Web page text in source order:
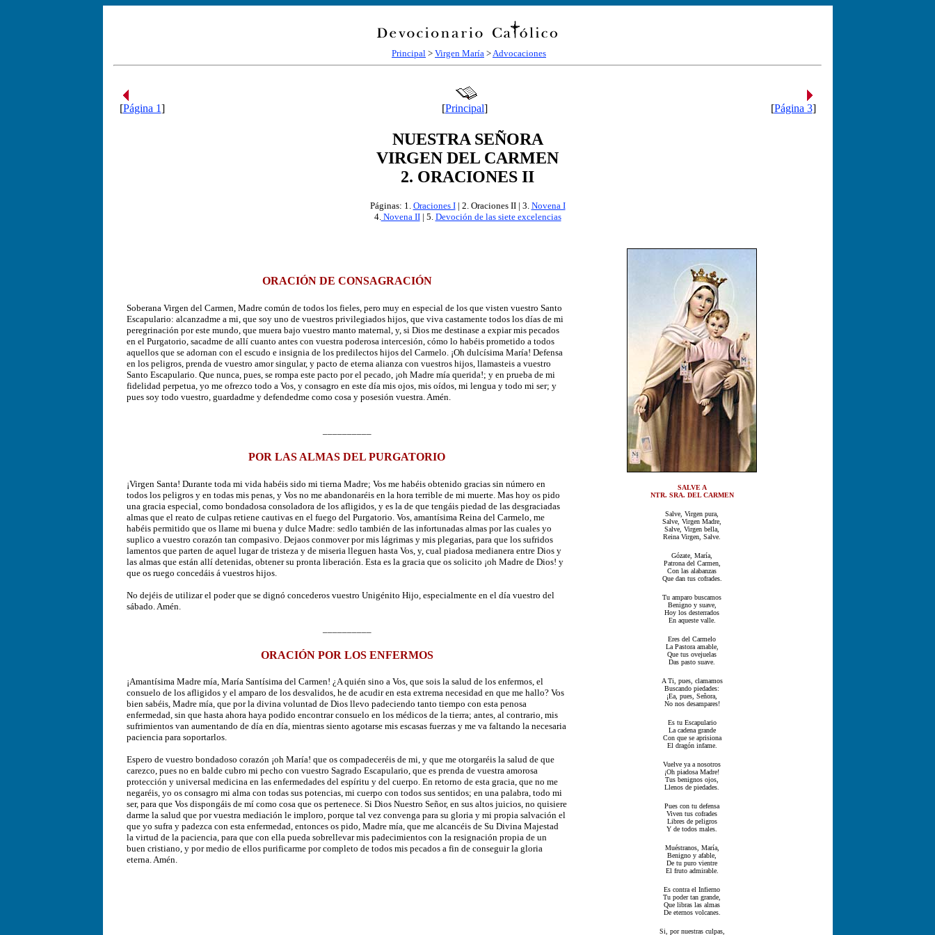
Principal > Virgen María >Advocaciones
[Página 1] [Principal] [Página 3]
NUESTRA SEÑORA
VIRGEN DEL CARMEN
2. ORACIONES II
Páginas: 1. Oraciones I| 2. Oraciones II | 3. Novena I
4. Novena II| 5 Devoción de las siete excelencias
ORACIÓN DE CONSAGRACIÓN
Soberana Virgen del Carmen, Madre común de todos los fieles, pero muy en especial de los que visten vuestro Santo
Escapulario: alcanzadme a mi, que soy uno de vuestros privilegiados hijos, que viva castamente todos los días de mi
peregrinación por este mundo, que muera bajo vuestro manto maternal, y, si Dios me destinase a expiar mis pecados
en el Purgatorio, sacadme de allí cuanto antes con vuestra poderosa intercesión, cómo lo habéis prometido a todos
aquellos que se adornan con el escudo e insignia de los predilectos hijos del Carmelo. ¡Oh dulcísima María! Defensa
en los peligros, prenda de vuestro amor singular, y pacto de eterna alianza con vuestros hijos, llamasteis a vuestro
Santo Escapulario. Que nunca, pues, se rompa este pacto por el pecado, ¡oh Madre mía querida!; y en prueba de mi
fidelidad perpetua, yo me ofrezco todo a Vos, y consagro en este día mis ojos, mis oídos, mi lengua y todo mi ser; y
pues soy todo vuestro, guardadme y defendedme como cosa y posesión vuestra. Amén.
POR LAS ALMAS DEL PURGATORIO
¡Virgen Santa! Durante toda mi vida habéis sido mi tierna Madre; Vos me habéis obtenido gracias sin número en
todos los peligros y en todas mis penas, y Vos no me abandonaréis en la hora terrible de mi muerte. Mas hoy os pido
una gracia especial, como bondadosa consoladora de los afligidos, y es la de que tengáis piedad de las desgraciadas
almas que el reato de culpas retiene cautivas en el fuego del Purgatorio. Vos, amantísima Reina del Carmelo, me
habéis permitido que os llame mi buena y dulce Madre: sedlo también de las infortunadas almas por las cuales yo
suplico a vuestro corazón tan compasivo. Dejaos conmover por mis lágrimas y mis plegarias, para que los sufridos
lamentos que parten de aquel lugar de tristeza y de miseria lleguen hasta Vos, y, cual piadosa medianera entre Dios y
las almas que están allí detenidas, obtener su pronta liberación. Esta es la gracia que os solicito ¡oh Madre de Dios! y
que os ruego concedáis á vuestros hijos.
No dejéis de utilizar el poder que se dignó concederos vuestro Unigénito Hijo, especialmente en el día vuestro del
sábado. Amén.
ORACIÓN POR LOS ENFERMOS
¡Amantísima Madre mía, María Santísima del Carmen! ¿A quién sino a Vos, que sois la salud de los enfermos, el
consuelo de los afligidos y el amparo de los desvalidos, he de acudir en esta extrema necesidad en que me hallo? Vos
bien sabéis, Madre mía, que por la divina voluntad de Dios llevo padeciendo tanto tiempo con esta penosa
enfermedad, sin que hasta ahora haya podido encontrar consuelo en los médicos de la tierra; antes, al contrario, mis
sufrimientos van aumentando de día en día, mientras siento agotarse mis escasas fuerzas y me va faltando la necesaria
paciencia para soportarlos.
Espero de vuestro bondadoso corazón ¡oh María! que os compadeceréis de mi, y que me otorgaréis la salud de que
carezco, pues no en balde cubro mi pecho con vuestro Sagrado Escapulario, que es prenda de vuestra amorosa
protección y universal medicina en las enfermedades del espíritu y del cuerpo. En retorno de esta gracia, que no me
negaréis, yo os consagro mi alma con todas sus potencias, mi cuerpo con todos sus sentidos; en una palabra, todo mi
ser, para que Vos dispongáis de mí como cosa que os pertenece. Si Dios Nuestro Señor, en sus altos juicios, no quisiere
darme la salud que por vuestra mediación le imploro, porque tal vez convenga para su gloria y mi propia salvación el
que yo sufra y padezca con esta enfermedad, entonces os pido, Madre mía, que me alcancéis de Su Divina Majestad
la virtud de la paciencia, para que con ella pueda sobrellevar mis padecimientos con la resignación propia de un
buen cristiano, y por medio de ellos purificarme por completo de todos mis pecados a fin de conseguir la gloria
eterna. Amén.
SALVE A
NTR. SRA. DEL CARMEN
Salve, Virgen pura,
Salve, Virgen Madre,
Salve, Virgen bella,
Reina Virgen, Salve.
Gózate, María,
Patrona del Carmen,
Con las alabanzas
Que dan tus cofrades.
Tu amparo buscamos
Benigno y suave,
Hoy los desterrados
En aqueste valle.
Eres del Carmelo
La Pastora amable,
Que tus ovejuelas
Das pasto suave.
A Ti, pues, clamamos
Buscando piedades:
¡Ea, pues, Señora,
No nos desampares!
Es tu Escapulario
La cadena grande
Con que se aprisiona
El dragón infame.
Vuelve ya a nosotros
¡Oh piadosa Madre!
Tus benignos ojos,
Llenos de piedades.
Pues con tu defensa
Viven tus cofrades
Libres de peligros
Y de todos males.
Muéstranos, María,
Benigno y afable,
De tu puro vientre
El fruto admirable.
Es contra el Infierno
Tu poder tan grande,
Que libras las almas
De eternos volcanes.
Si, por nuestras culpas,